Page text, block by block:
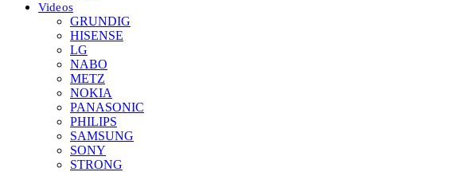
Videos
GRUNDIG
HISENSE
LG
NABO
METZ
NOKIA
PANASONIC
PHILIPS
SAMSUNG
SONY
STRONG